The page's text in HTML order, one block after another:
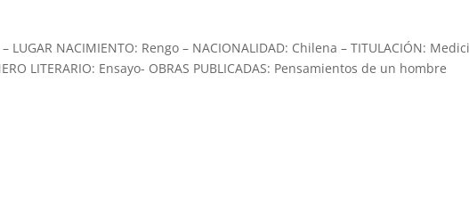
LUGAR NACIMIENTO: Rengo – NACIONALIDAD: Chilena – TITULACIÓN:
LITERARIO: Ensayo- OBRAS PUBLICADAS: Pensamientos de un hombre